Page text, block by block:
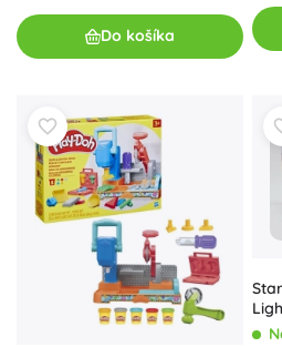
Do košíka
sa